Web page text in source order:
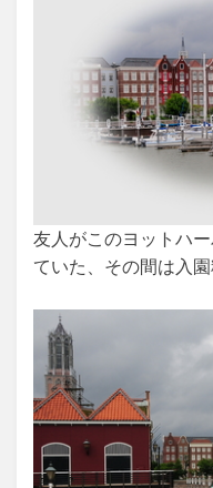
友人がこのヨットハ
ていた、その間は入園